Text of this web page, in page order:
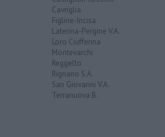
Cavriglia
Figline-Incisa
Laterina-Pergine V.A.
Loro Ciuffenna
Montevarchi
Reggello
Rignano S.A.
San Giovanni V.A.
Terranuova B.